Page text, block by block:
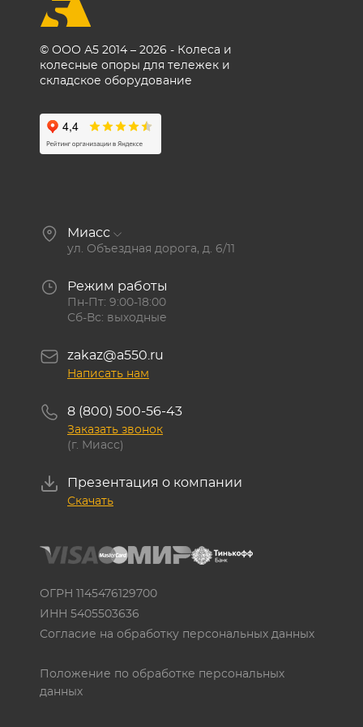
© ООО А5 2014 – 2026 - Колеса и
колесные опоры для тележек и
складское оборудование
Миасс
ул. Объездная дорога, д. 6/11
Режим работы
Пн-Пт: 9:00-18:00
Сб-Вс: выходные
zakaz@a550.ru
Написать нам
8 (800) 500-56-43
Заказать звонок
(г. Миасс)
Презентация о компании
Скачать
ОГРН 1145476129700
ИНН 5405503636
Согласие на обработку персональных данных
Положение по обработке персональных
данных